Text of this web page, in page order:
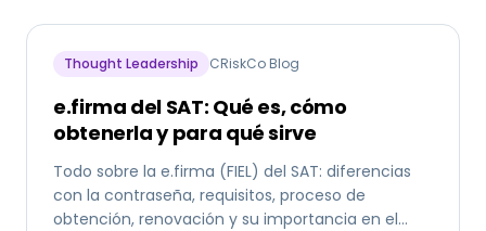
Thought Leadership CRiskCo Blog
e.firma del SAT: Qué es, cómo
obtenerla y para qué sirve
Todo sobre la e.firma (FIEL) del SAT: diferencias
con la contraseña, requisitos, proceso de
obtención, renovación y su importancia en el